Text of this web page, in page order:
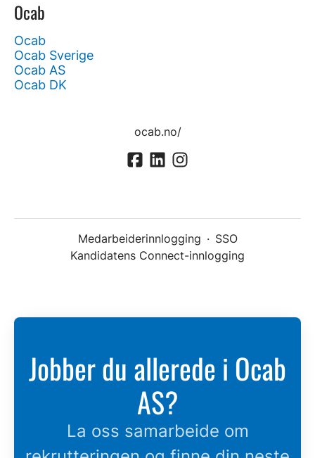
Ocab
Ocab
Ocab Sverige
Ocab AS
Ocab DK
ocab.no/
Medarbeiderinnlogging · SSO
Kandidatens Connect-innlogging
Jobber du allerede i Ocab
AS?
La oss samarbeide om